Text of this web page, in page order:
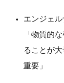
エンジェ
「物質的
ることが
重要」